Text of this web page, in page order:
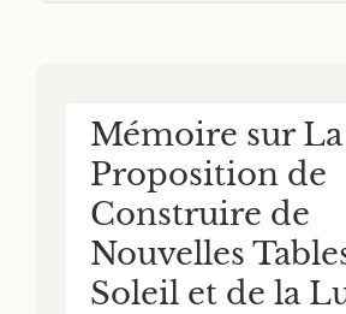
Mémoire sur La
Proposition de
Construire de
Nouvelles
Soleil et de la